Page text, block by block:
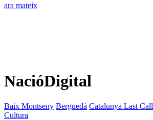
ara mateix
NacióDigital
Baix Montseny Berguedà Catalunya Last Call
Cultura